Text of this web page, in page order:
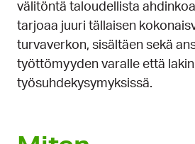
välitöntä taloudellista
tarjoaa juuri tällaisen
turvaverkon, sisältäen sekä
työttömyyden varalle että
työsuhdekysymyksissä.